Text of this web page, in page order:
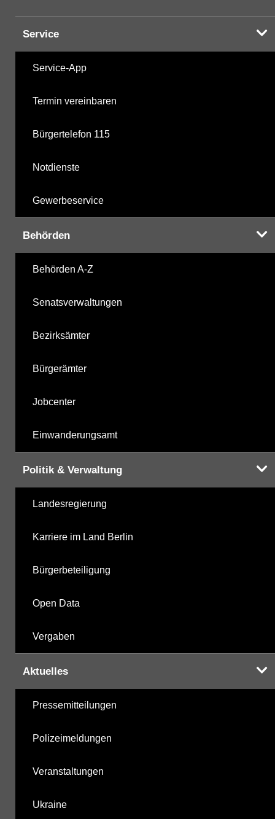
Service
Service-App
Termin vereinbaren
Bürgertelefon 115
Notdienste
Gewerbeservice
Behörden
Behörden A-Z
Senatsverwaltungen
Bezirksämter
Bürgerämter
Jobcenter
Einwanderungsamt
Politik & Verwaltung
Landesregierung
Karriere im Land Berlin
Bürgerbeteiligung
Open Data
Vergaben
Aktuelles
Pressemitteilungen
Polizeimeldungen
Veranstaltungen
Ukraine